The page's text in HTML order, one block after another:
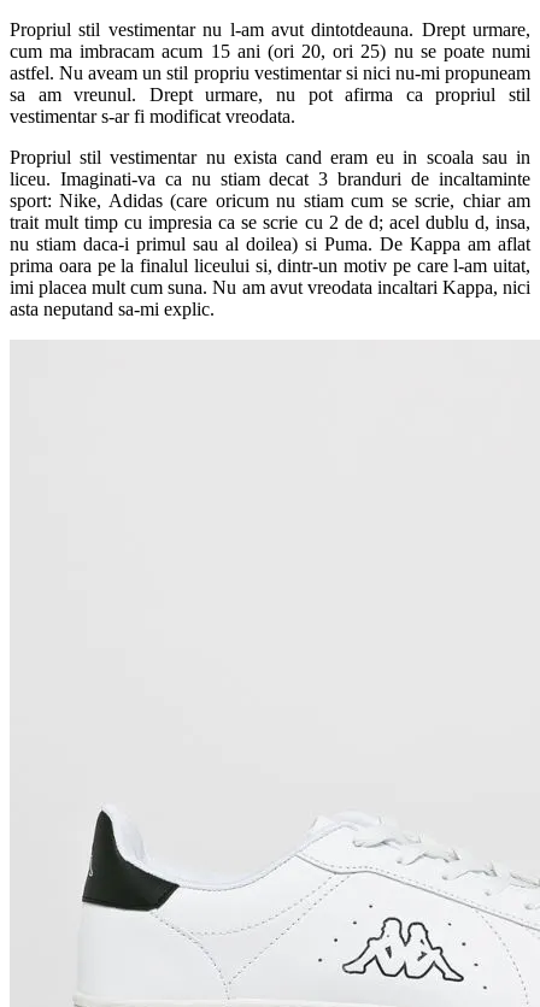
Propriul stil vestimentar nu l-am avut dintotdeauna. Drept urmare,
cum ma imbracam acum 15 ani (ori 20, ori 25) nu se poate numi
astfel. Nu aveam un stil propriu vestimentar si nici nu-mi propuneam
sa am vreunul. Drept urmare, nu pot afirma ca propriul stil
vestimentar s-ar fi modificat vreodata.
Propriul stil vestimentar nu exista cand eram eu in scoala sau in
liceu. Imaginati-va ca nu stiam decat 3 branduri de incaltaminte
sport: Nike, Adidas (care oricum nu stiam cum se scrie, chiar am
trait mult timp cu impresia ca se scrie cu 2 de d; acel dublu d, insa,
nu stiam daca-i primul sau al doilea) si Puma. De Kappa am aflat
prima oara pe la finalul liceului si, dintr-un motiv pe care l-am uitat,
imi placea mult cum suna. Nu am avut vreodata incaltari Kappa, nici
asta neputand sa-mi explic.